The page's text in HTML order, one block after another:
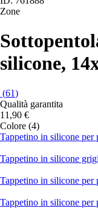
Zone
silicone,
(61)
Qualità garantita
11,90 €
Colore (4)
Tappetino in silicone per
Tappetino in silicone
Tappetino in silicone per
Tappetino in silicone per